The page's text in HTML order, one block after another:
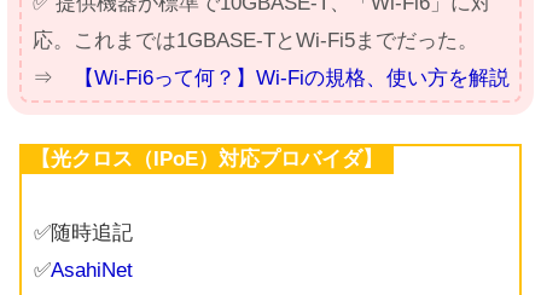
応。これまでは1GBASE-TとWi-Fi5までだった。
⇒
【Wi-Fi6って何？】Wi-Fiの規格、使い方を解説
【光クロス（IPoE）対応プロバイダ】
✅随時追記
✅AsahiNet